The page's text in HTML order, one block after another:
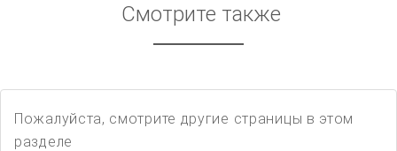
Смотрите также
Пожалуйста, смотрите другие страницы в этом
разделе